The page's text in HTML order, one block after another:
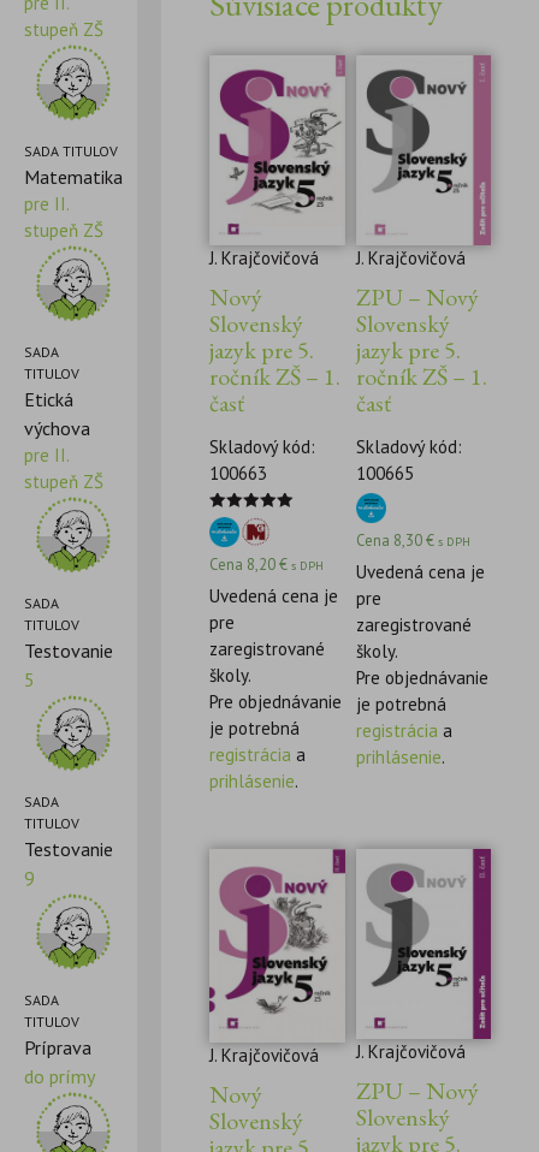
stupeň ZŠ
SADA TITULOV
Matematika
pre II.
stupeň ZŠ
SADA
TITULOV
Etická
výchova
pre II.
stupeň ZŠ
SADA
TITULOV
Testovanie
5
SADA
TITULOV
Testovanie
9
SADA
TITULOV
Príprava
do prímy
J. Krajčovičová
Nový
Slovenský
jazyk pre 5.
ročník ZŠ – 1.
časť
Skladový kód:
100663
Hodnotenie
5.00
z 5
Cena 8,20€ s DPH
Uvedená cena je
pre
zaregistrované
školy.
Pre objednávanie
je potrebná
registrácia a
prihlásenie.
J. Krajčovičová
ZPU – Nový
Slovenský
jazyk pre 5.
ročník ZŠ – 1.
časť
Skladový kód:
100665
Cena 8,30€ s DPH
Uvedená cena je
pre
zaregistrované
školy.
Pre objednávanie
je potrebná
registrácia a
prihlásenie.
J. Krajčovičová
Nový
Slovenský
J. Krajčovičová
ZPU – Nový
Slovenský
jazyk pre 5.